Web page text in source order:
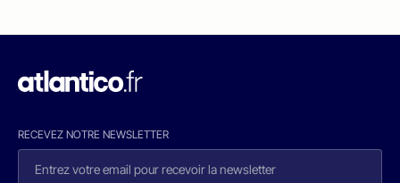
RECEVEZ NOTRE NEWSLETTER